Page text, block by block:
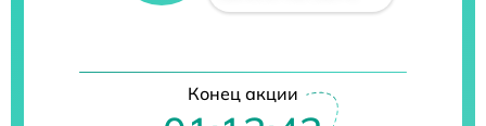
Конец акции